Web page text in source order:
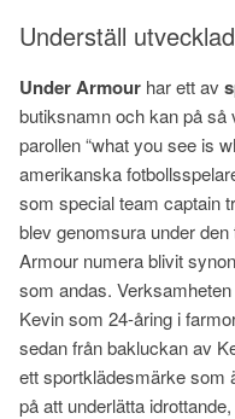
Underställ
Under Armour har ett av
butiksnamn och kan på
parollen “what you see is
amerikanska
som special team captain
blev genomsura under
Armour numera blivit
som andas.
Kevin som 24-åring i
sedan från bakluckan av
ett sportklädesmärke som
på att underlätta